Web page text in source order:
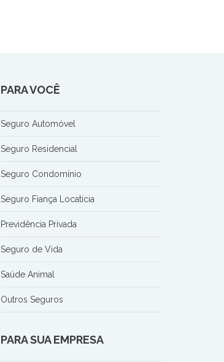
PARA VOCÊ
Seguro Automóvel
Seguro Residencial
Seguro Condomínio
Seguro Fiança Locatícia
Previdência Privada
Seguro de Vida
Saúde Animal
Outros Seguros
PARA SUA EMPRESA